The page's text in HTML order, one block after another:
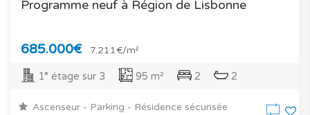
Programme neuf à Région de Lisbonne
685.000€ 7.211€/m²
1° étage sur 3 95 m² 2 2
Ascenseur - Parking - Résidence sécurisée